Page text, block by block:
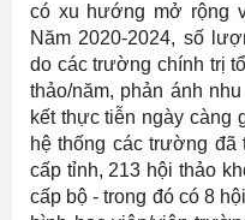
có xu hướng mở rộng
Năm 2020-2024, số
do các trường chính trị
thảo/năm, phản ánh
kết thực tiễn ngày càng
hệ thống các trường đã
cấp tỉnh, 213 hội thảo
cấp bộ - trong đó có 8